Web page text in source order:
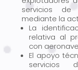
servicios
mediante la
La
relativa al
con
El apoyo
servicios